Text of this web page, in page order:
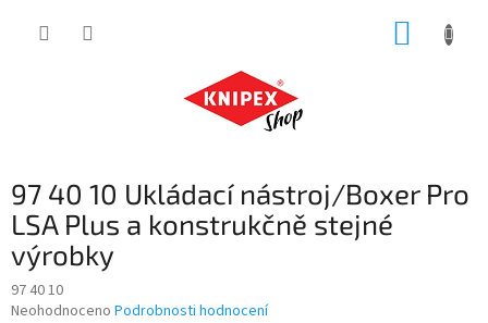
97 40 10 Ukládací nástroj/Boxer Pro
LSA Plus a konstrukčně stejné
výrobky
97 40 10
Průměrné
Neohodnoceno Podrobnosti hodnocení